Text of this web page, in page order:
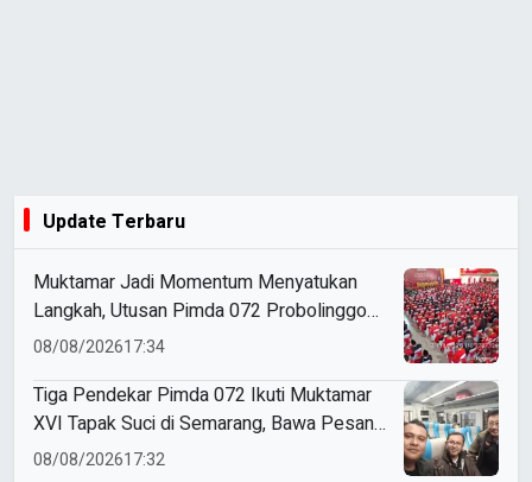
Update Terbaru
Muktamar Jadi Momentum Menyatukan
Langkah, Utusan Pimda 072 Probolinggo
Bawa Harapan untuk Tapak Suci
08/08/202617:34
Tiga Pendekar Pimda 072 Ikuti Muktamar
XVI Tapak Suci di Semarang, Bawa Pesan
Penguatan Kaderisasi
08/08/202617:32